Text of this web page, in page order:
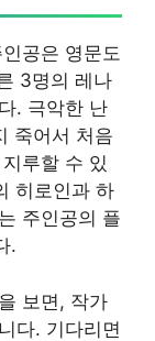
공은 영문도
3명의 레나
. 극악한 난
죽어서 처음
루할 수 있
히로인과 하
주인공의 플
.
보면, 작가
다. 기다리면